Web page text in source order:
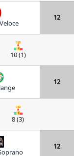
12
10 (1)
12
8 (3)
12